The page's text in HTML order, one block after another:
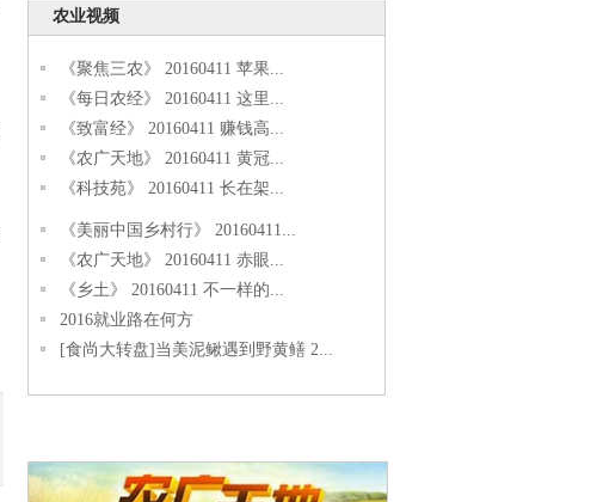
农业视频
《聚焦三农》 20160411 苹果...
《每日农经》 20160411 这里...
《致富经》 20160411 赚钱高...
《农广天地》 20160411 黄冠...
《科技苑》 20160411 长在架...
《美丽中国乡村行》 20160411...
《农广天地》 20160411 赤眼...
《乡土》 20160411 不一样的...
2016就业路在何方
[食尚大转盘]当美泥鳅遇到野黄鳝 2...